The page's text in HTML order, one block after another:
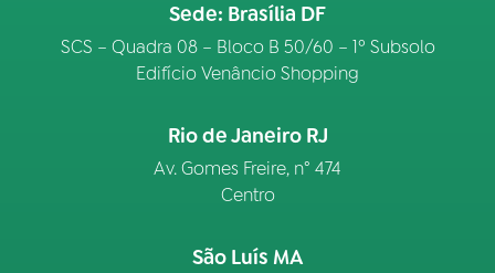
Sede: Brasília DF
SCS – Quadra 08 – Bloco B 50/60 – 1º Subsolo
Edifício Venâncio Shopping
Rio de Janeiro RJ
Av. Gomes Freire, n° 474
Centro
São Luís MA